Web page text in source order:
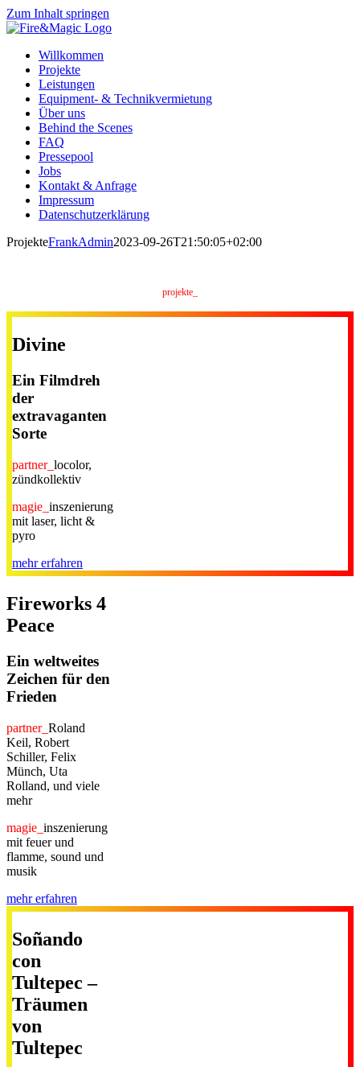
Zum Inhalt springen
Willkommen
Projekte
Leistungen
Equipment- & Technikvermietung
Über uns
Behind the Scenes
FAQ
Pressepool
Jobs
Kontakt & Anfrage
Impressum
Datenschutzerklärung
ProjekteFrankAdmin2023-09-26T21:50:05+02:00
projekte_
Divine
Ein Filmdreh
der
extravaganten
Sorte
partner_ locolor,
zündkollektiv
magie_ inszenierung
mit laser, licht &
pyro
mehr erfahren
Fireworks 4
Peace
Ein weltweites
Zeichen für den
Frieden
partner_ Roland
Keil, Robert
Schiller, Felix
Münch, Uta
Rolland, und viele
mehr
magie_ inszenierung
mit feuer und
flamme, sound und
musik
mehr erfahren
Soñando
con
Tultepec –
Träumen
von
Tultepec